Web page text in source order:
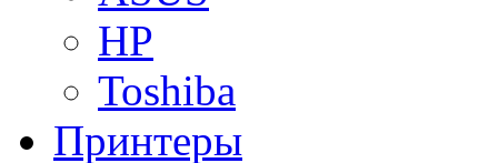
HP
Toshiba
Принтеры